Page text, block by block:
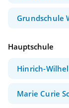
Grundschule
Hauptschule
Hinrich-
Marie Curie